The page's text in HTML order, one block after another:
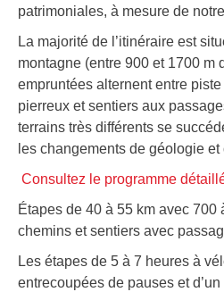
patrimoniales, à mesure de notre
La majorité de l’itinéraire est
montagne (entre 900 et 1700 m
empruntées alternent entre
pierreux et sentiers aux
terrains très différents se
les changements de géologie et
Consultez le programme
Étapes de 40 à 55 km avec
chemins et sentiers avec
Les étapes de 5 à 7 heures à
entrecoupées de pauses et